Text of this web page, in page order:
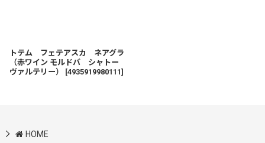
トテム フェテアスカ ネアグラ
（赤ワイン モルドバ シャトー
ヴァルテリー）
[4935919980111]
HOME